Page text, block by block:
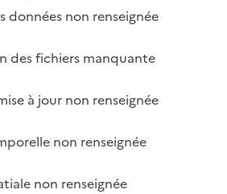
données non renseignée
des fichiers manquante
à jour non renseignée
non renseignée
non renseignée